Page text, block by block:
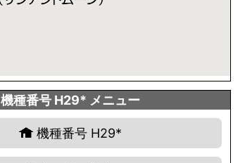
機種番号 H29* メニュー
機種番号 H29*